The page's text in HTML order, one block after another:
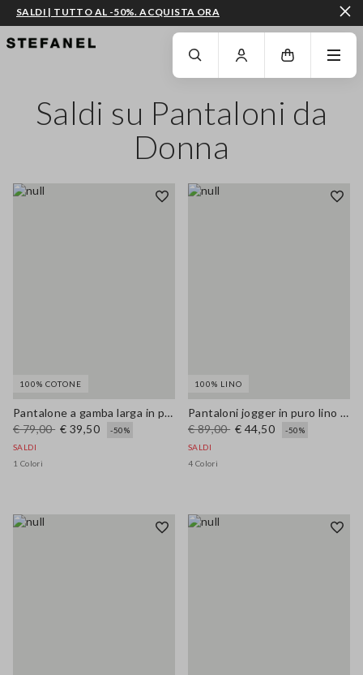
VAI AL CONTENUTO PRINCIPALE SCENDI AL FONDO DELLA PAGINA
SALDI | TUTTO AL -50%. ACQUISTA ORA
Saldi su Pantaloni da
Donna
100% COTONE
Pantalone a gamba larga in popeline
€ 79,00 € 39,50
-50%
SALDI
1 Colori
100% LINO
Pantaloni jogger in puro lino beige wide leg
€ 89,00 € 44,50
-50%
SALDI
4 Colori